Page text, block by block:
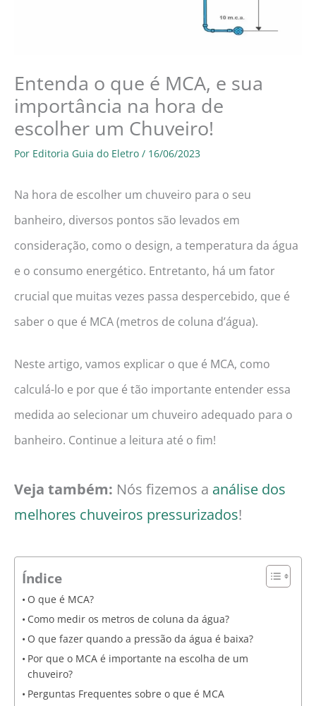
Entenda o que é MCA, e sua
importância na hora de
escolher um Chuveiro!
Por Editoria Guia do Eletro / 16/06/2023
Na hora de escolher um chuveiro para o seu
banheiro, diversos pontos são levados em
consideração, como o design, a temperatura da água
e o consumo energético. Entretanto, há um fator
crucial que muitas vezes passa despercebido, que é
saber o que é MCA (metros de coluna d’água).
Neste artigo, vamos explicar o que é MCA, como
calculá-lo e por que é tão importante entender essa
medida ao selecionar um chuveiro adequado para o
banheiro. Continue a leitura até o fim!
Veja também: Nós fizemos a análise dos
melhores chuveiros pressurizados!
Índice
O que é MCA?
Como medir os metros de coluna da água?
O que fazer quando a pressão da água é baixa?
Por que o MCA é importante na escolha de um
chuveiro?
Perguntas Frequentes sobre o que é MCA